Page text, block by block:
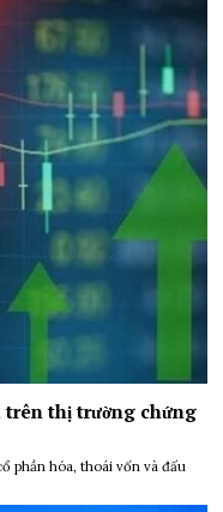
trên thị trường chứng
phần hóa, thoái vốn và đấu